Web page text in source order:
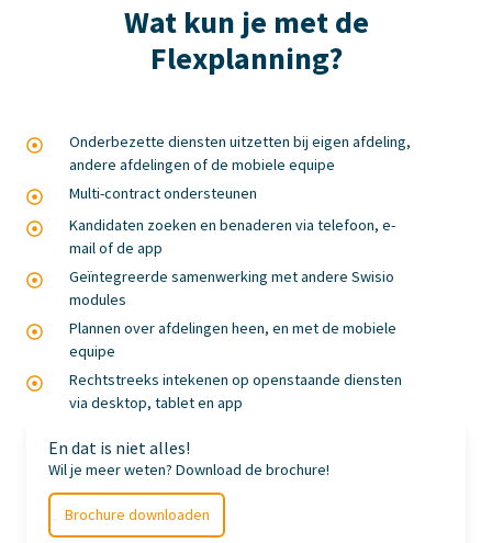
Wat kun je met de
Flexplanning?
Onderbezette diensten uitzetten bij eigen afdeling,
andere afdelingen of de mobiele equipe
Onderbezette
diensten
uitzetten
bij
afdeling,
andere
afdelingen
de
mobiele
Multi-contract ondersteunen
Multi-
contract
ondersteunen
Kandidaten zoeken en benaderen via telefoon, e-
mail of de app
Kandidaten
zoeken
en
benaderen
via
telefoon,
e-
app
Geïntegreerde samenwerking met andere Swisio
modules
Geïntegreerde
samenwerking
met
andere
Swisio
modules
Plannen over afdelingen heen, en met de mobiele
equipe
Plannen
afdelingen
met
mobiele
Rechtstreeks intekenen op openstaande diensten
via desktop, tablet en app
Rechtstreeks
intekenen
openstaande
En dat is niet alles!
Wil je meer weten? Download de brochure!
Brochure downloaden